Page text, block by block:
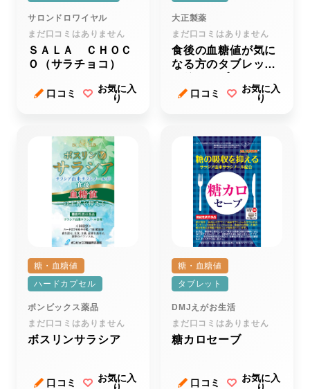
サロンドロワイヤル
まだ口コミはありません
ＳＡＬＡ ＣＨＯＣ
Ｏ（サラチョコ）
口コミ
お気に入
り
大正製薬
まだ口コミはありません
食後の血糖値が気に
なる方のタブレット
口コミ
お気に入
り
糖・血糖値
ハードカプセル
ボンビックス薬品
まだ口コミはありません
ボスリンサラシア
口コミ
お気に入
糖・血糖値
タブレット
DMJえがお生活
まだ口コミはありません
糖カロセーブ
口コミ
お気に入